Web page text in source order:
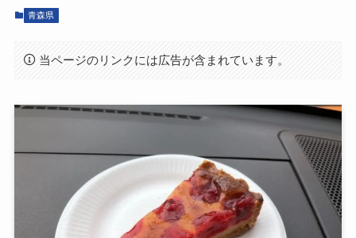
青森県
当ページのリンクには広告が含まれています。